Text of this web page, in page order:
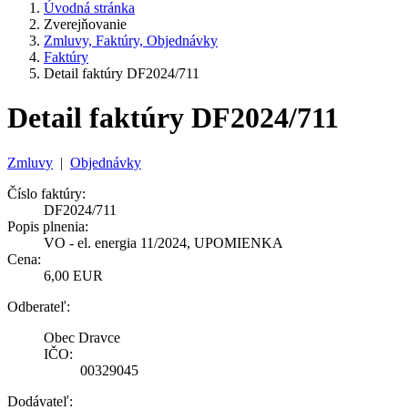
Úvodná stránka
Zverejňovanie
Zmluvy, Faktúry, Objednávky
Faktúry
Detail faktúry DF2024/711
Detail faktúry DF2024/711
Zmluvy | Objednávky
Číslo faktúry:
DF2024/711
Popis plnenia:
VO - el. energia 11/2024, UPOMIENKA
Cena:
6,00 EUR
Odberateľ:
Obec Dravce
IČO:
00329045
Dodávateľ: